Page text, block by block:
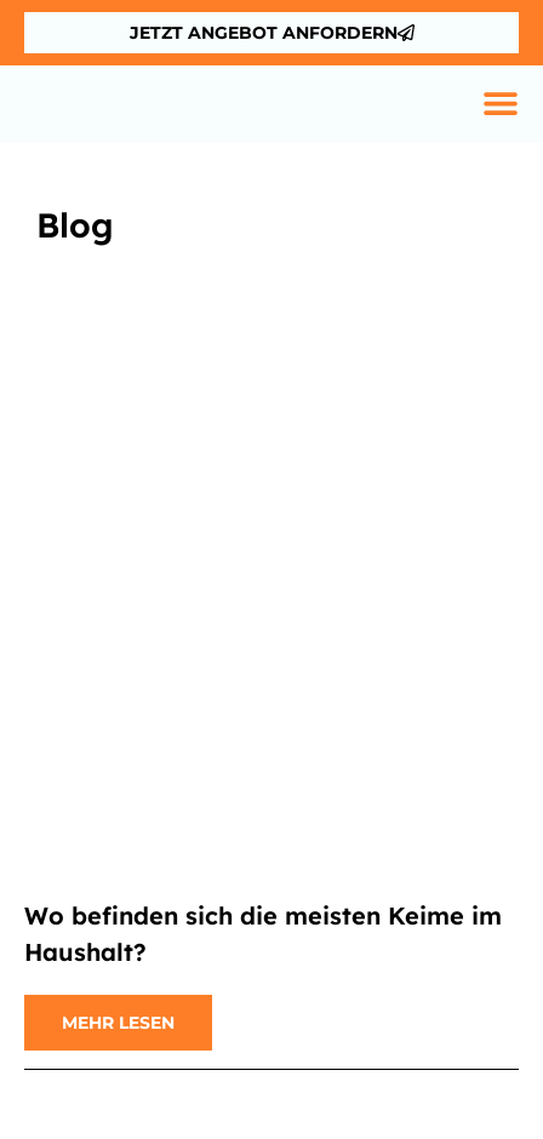
JETZT ANGEBOT ANFORDERN
Blog
Wo befinden sich die meisten Keime im
Haushalt?
MEHR LESEN